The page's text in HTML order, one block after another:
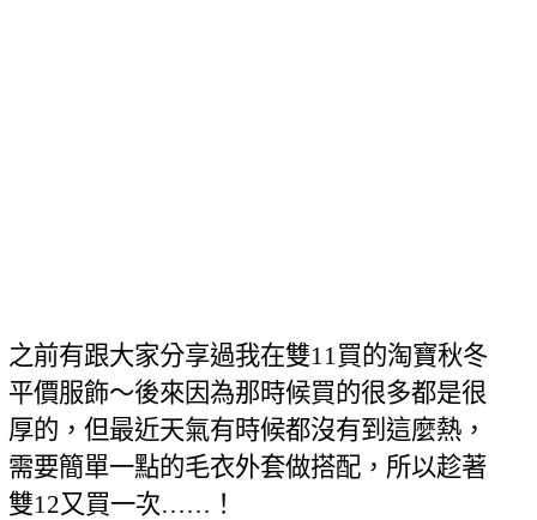
之前有跟大家分享過我在雙11買的淘寶秋冬
平價服飾～後來因為那時候買的很多都是很
厚的，但最近天氣有時候都沒有到這麼熱，
需要簡單一點的毛衣外套做搭配，所以趁著
雙12又買一次……！